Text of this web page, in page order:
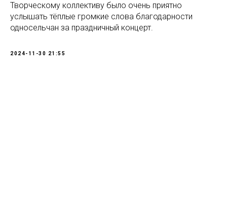
Творческому коллективу было очень приятно
услышать тёплые громкие слова благодарности
односельчан за праздничный концерт.
2024-11-30 21:55